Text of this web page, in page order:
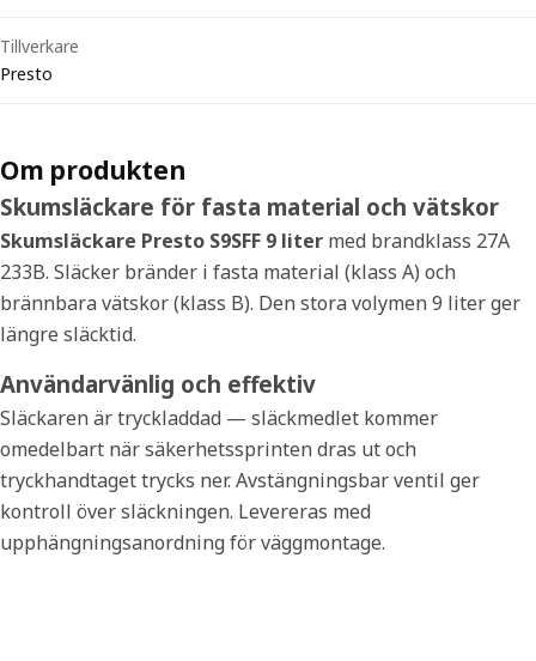
Tillverkare
Presto
Om produkten
Skumsläckare för fasta material och vätskor
Skumsläckare Presto S9SFF 9 liter med brandklass 27A
233B. Släcker bränder i fasta material (klass A) och
brännbara vätskor (klass B). Den stora volymen 9 liter ger
längre släcktid.
Användarvänlig och effektiv
Släckaren är tryckladdad — släckmedlet kommer
omedelbart när säkerhetssprinten dras ut och
tryckhandtaget trycks ner. Avstängningsbar ventil ger
kontroll över släckningen. Levereras med
upphängningsanordning för väggmontage.